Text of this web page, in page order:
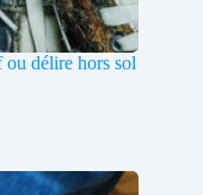
ou délire hors sol